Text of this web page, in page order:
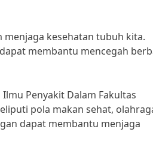
kesehatan tubuh kita.
membantu mencegah
Penyakit Dalam Fakultas
pola makan sehat,
dapat membantu menjaga